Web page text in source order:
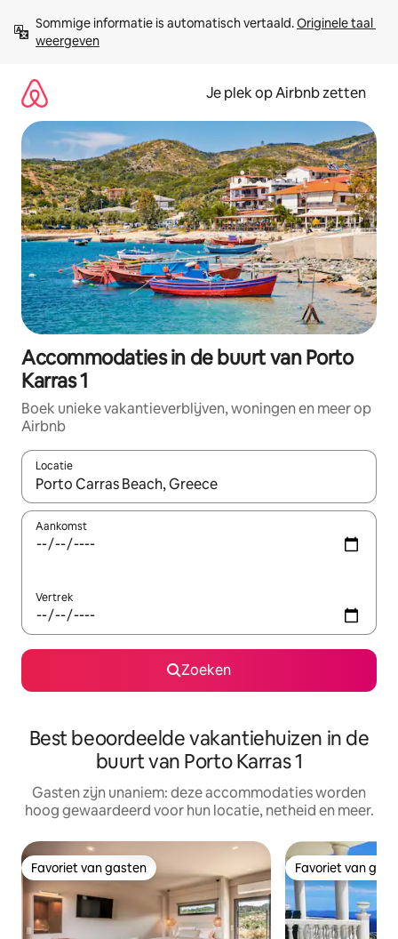
direct
naar
Sommige informatie is automatisch vertaald. Originele taal
weergeven
Je plek op Airbnb zetten
Accommodaties in de buurt van Porto
Karras 1
Boek unieke vakantieverblijven, woningen en meer op
Airbnb
Locatie
Wanneer er resultaten beschikbaar zijn, maak je een keuze
Aankomst
Vertrek
Zoeken
Best beoordeelde vakantiehuizen in de
buurt van Porto Karras 1
Gasten zijn unaniem: deze accommodaties worden
hoog gewaardeerd voor hun locatie, netheid en meer.
Favoriet van gasten
Favoriet van gasten Favoriet van
Favoriet van